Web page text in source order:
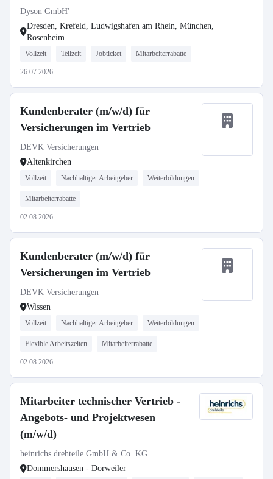
Dyson GmbH'
Dresden, Krefeld, Ludwigshafen am Rhein, München,
Rosenheim
Vollzeit Teilzeit Jobticket Mitarbeiterrabatte
26.07.2026
Kundenberater (m/w/d) für
Versicherungen im Vertrieb
DEVK Versicherungen
Altenkirchen
Vollzeit Nachhaltiger Arbeitgeber Weiterbildungen
Mitarbeiterrabatte
02.08.2026
Kundenberater (m/w/d) für
Versicherungen im Vertrieb
DEVK Versicherungen
Wissen
Vollzeit Nachhaltiger Arbeitgeber Weiterbildungen
Flexible Arbeitszeiten Mitarbeiterrabatte
02.08.2026
Mitarbeiter technischer Vertrieb -
Angebots- und Projektwesen
(m/w/d)
heinrichs drehteile GmbH & Co. KG
Dommershausen - Dorweiler